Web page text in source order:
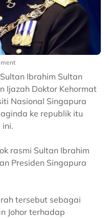
Ibrahim Sultan
Ijazah Doktor Kehormat
Nasional Singapura
ke republik itu
ini.
rasmi Sultan Ibrahim
Presiden Singapura
tersebut sebagai
Johor terhadap